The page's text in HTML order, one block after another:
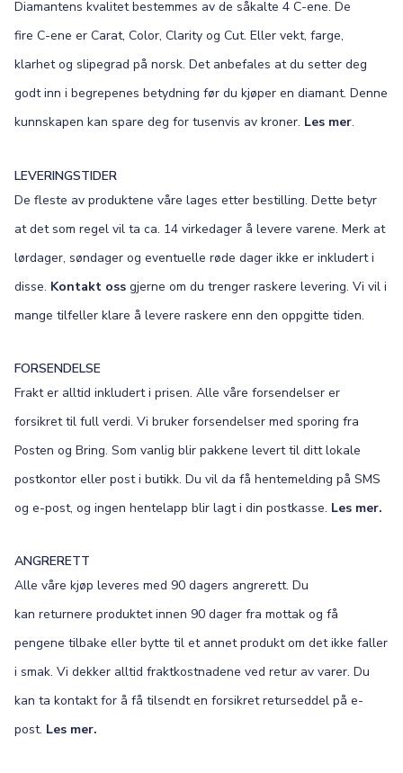
Diamantens kvalitet bestemmes av de såkalte 4 C-ene. De
fire C-ene er Carat, Color, Clarity og Cut. Eller vekt, farge,
klarhet og slipegrad på norsk. Det anbefales at du setter deg
godt inn i begrepenes betydning før du kjøper en diamant. Denne
kunnskapen kan spare deg for tusenvis av kroner. Les mer.
LEVERINGSTIDER
De fleste av produktene våre lages etter bestilling. Dette betyr
at det som regel vil ta ca. 14 virkedager å levere varene. Merk at
lørdager, søndager og eventuelle røde dager ikke er inkludert i
disse. Kontakt oss gjerne om du trenger raskere levering. Vi vil i
mange tilfeller klare å levere raskere enn den oppgitte tiden.
FORSENDELSE
Frakt er alltid inkludert i prisen. Alle våre forsendelser er
forsikret til full verdi. Vi bruker forsendelser med sporing fra
Posten og Bring. Som vanlig blir pakkene levert til ditt lokale
postkontor eller post i butikk. Du vil da få hentemelding på SMS
og e-post, og ingen hentelapp blir lagt i din postkasse. Les mer.
ANGRERETT
Alle våre kjøp leveres med 90 dagers angrerett. Du
kan returnere produktet innen 90 dager fra mottak og få
pengene tilbake eller bytte til et annet produkt om det ikke faller
i smak. Vi dekker alltid fraktkostnadene ved retur av varer. Du
kan ta kontakt for å få tilsendt en forsikret returseddel på e-
post. Les mer.